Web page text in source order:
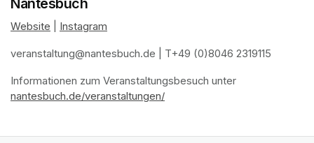
Website (opens in a new tab)
Instagram
veranstaltung@nantesbuch.de (opens in a new tab)
| T+49 (0)8046 2319115
Informationen zum Veranstaltungsbesuch (opens in a new tab)
(opens in a new tab)
(opens in a new tab)
(opens in a new tab)
nantesbuch.de/veranstaltungen/